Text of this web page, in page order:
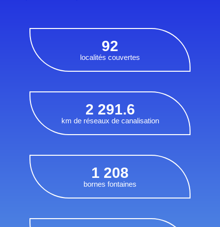
localités couvertes
92
km de réseaux de canalisation
2 291.6
bornes fontaines
1 208